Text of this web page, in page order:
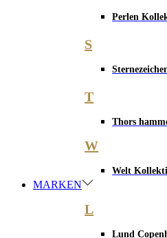
Perlen
S
T
Thors
W
Welt
MARKEN
L
Lund